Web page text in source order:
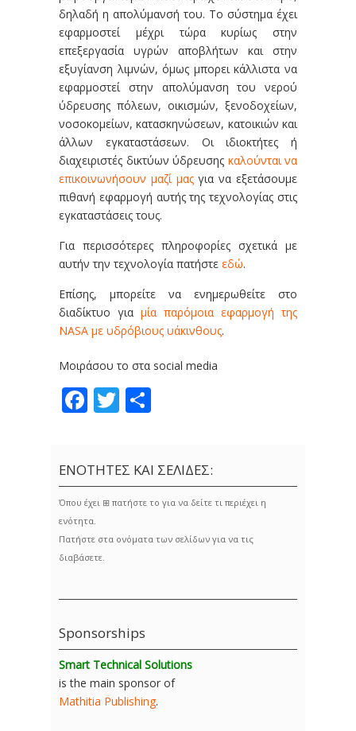
δηλαδή η απολύμανσή του. Το σύστημα έχει
εφαρμοστεί μέχρι τώρα κυρίως στην
επεξεργασία υγρών αποβλήτων και στην
εξυγίανση λιμνών, όμως μπορει κάλλιστα να
εφαρμοστεί στην απολύμανση του νερού
ύδρευσης πόλεων, οικισμών, ξενοδοχείων,
νοσοκομείων, κατασκηνώσεων, κατοικιών και
άλλων εγκαταστάσεων. Οι ιδιοκτήτες ή
διαχειριστές δικτύων ύδρευσης καλούνται να
επικοινωνήσουν μαζί μαςγια να εξετάσουμε
πιθανή εφαρμογή αυτής της τεχνολογίας στις
εγκαταστάσεις τους.
Για περισσότερες πληροφορίες σχετικά με
αυτήν την τεχνολογία πατήστε εδώ.
Επίσης, μπορείτε να ενημερωθείτε στο
διαδίκτυο για μία παρόμοια εφαρμογή της
NASA με υδρόβιους υάκινθους.
Μοιράσου το στα social media
Facebook
Twitter
ΕΝΟΤΗΤΕΣ ΚΑΙ ΣΕΛΙΔΕΣ:
Όπου έχει ⊞ πατήστε το για να δείτε τι περιέχει η
ενότητα.
Πατήστε στα ονόματα των σελίδων για να τις
διαβάσετε.
Sponsorships
Smart Technical Solutions
is the main sponsor of
Mathitia Publishing.